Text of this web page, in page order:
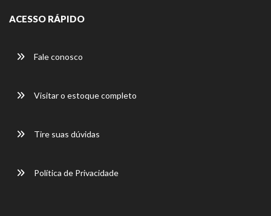
ACESSO RÁPIDO
Fale conosco
Visitar o estoque completo
Tire suas dúvidas
Política de Privacidade